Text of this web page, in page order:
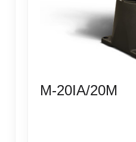
M-20IA/20M